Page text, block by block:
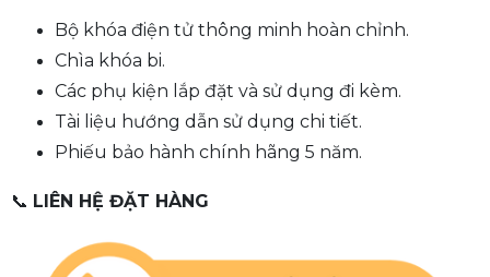
Bộ khóa điện tử thông minh hoàn chỉnh.
Chìa khóa bi.
Các phụ kiện lắp đặt và sử dụng đi kèm.
Tài liệu hướng dẫn sử dụng chi tiết.
Phiếu bảo hành chính hãng 5 năm.
📞 LIÊN HỆ ĐẶT HÀNG